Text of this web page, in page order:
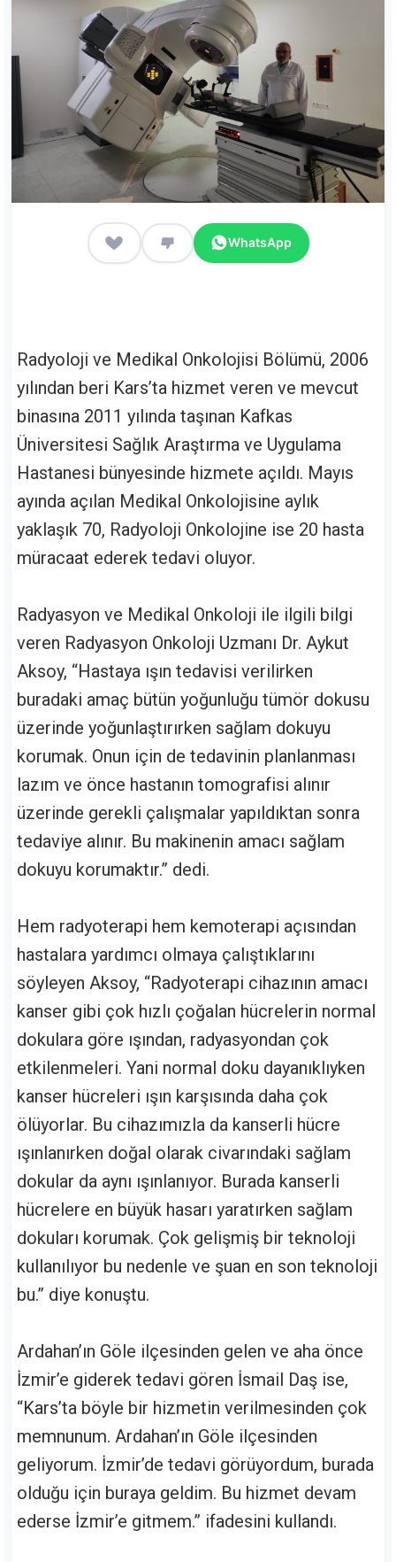
WhatsApp
Radyoloji ve Medikal Onkolojisi Bölümü, 2006
yılından beri Kars’ta hizmet veren ve mevcut
binasına 2011 yılında taşınan Kafkas
Üniversitesi Sağlık Araştırma ve Uygulama
Hastanesi bünyesinde hizmete açıldı. Mayıs
ayında açılan Medikal Onkolojisine aylık
yaklaşık 70, Radyoloji Onkolojine ise 20 hasta
müracaat ederek tedavi oluyor.
Radyasyon ve Medikal Onkoloji ile ilgili bilgi
veren Radyasyon Onkoloji Uzmanı Dr. Aykut
Aksoy, “Hastaya ışın tedavisi verilirken
buradaki amaç bütün yoğunluğu tümör dokusu
üzerinde yoğunlaştırırken sağlam dokuyu
korumak. Onun için de tedavinin planlanması
lazım ve önce hastanın tomografisi alınır
üzerinde gerekli çalışmalar yapıldıktan sonra
tedaviye alınır. Bu makinenin amacı sağlam
dokuyu korumaktır.” dedi.
Hem radyoterapi hem kemoterapi açısından
hastalara yardımcı olmaya çalıştıklarını
söyleyen Aksoy, “Radyoterapi cihazının amacı
kanser gibi çok hızlı çoğalan hücrelerin normal
dokulara göre ışından, radyasyondan çok
etkilenmeleri. Yani normal doku dayanıklıyken
kanser hücreleri ışın karşısında daha çok
ölüyorlar. Bu cihazımızla da kanserli hücre
ışınlanırken doğal olarak civarındaki sağlam
dokular da aynı ışınlanıyor. Burada kanserli
hücrelere en büyük hasarı yaratırken sağlam
dokuları korumak. Çok gelişmiş bir teknoloji
kullanılıyor bu nedenle ve şuan en son teknoloji
bu.” diye konuştu.
Ardahan’ın Göle ilçesinden gelen ve aha önce
İzmir’e giderek tedavi gören İsmail Daş ise,
“Kars’ta böyle bir hizmetin verilmesinden çok
memnunum. Ardahan’ın Göle ilçesinden
geliyorum. İzmir’de tedavi görüyordum, burada
olduğu için buraya geldim. Bu hizmet devam
ederse İzmir’e gitmem.” ifadesini kullandı.